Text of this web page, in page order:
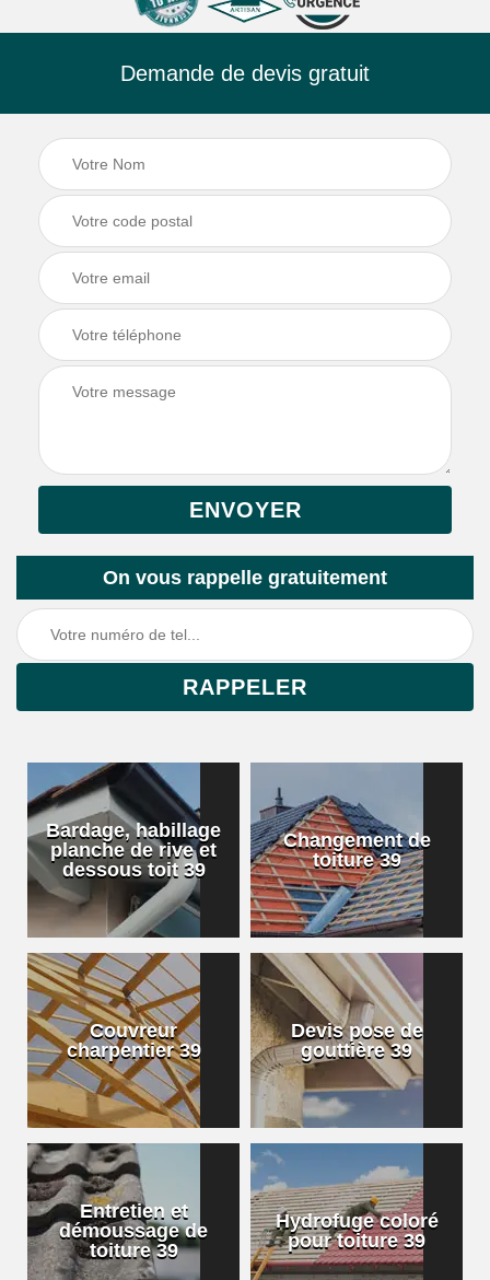
Demande de devis gratuit
On vous rappelle gratuitement
Bardage, habillage
planche de rive et
dessous toit 39
Changement de
toiture 39
Couvreur
charpentier 39
Devis pose de
gouttière 39
Entretien et
démoussage de
toiture 39
Hydrofuge coloré
pour toiture 39